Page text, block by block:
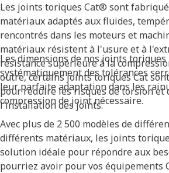
Les joints toriques Cat® sont
matériaux adaptés aux fluides,
rencontrés dans les moteurs et
matériaux résistent à l'usure et à
résistance supérieure à la
outre, certains joints toriques Cat
pour réduire les risques de torsion et
l'installation des joints.
Les dimensions de nos joints
systématiquement des tolérances
leur parfaite adaptation dans les
compression de joint nécessaire.
Avec plus de 2 500 modèles de
différents matériaux, les joints
solution idéale pour répondre aux
pourriez avoir pour vos équipements